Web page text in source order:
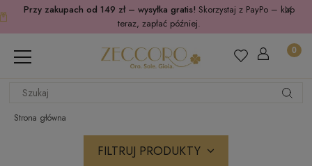
Przy zakupach od 149 zł – wysyłka gratis! Skorzystaj z PayPo – kup
teraz, zapłać później.
Strona główna
FILTRUJ PRODUKTY